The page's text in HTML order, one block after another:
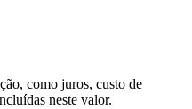
como juros, custo de
neste valor.